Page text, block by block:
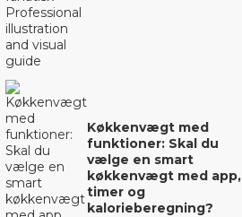
Køkkenvægt med
funktioner: Skal du
vælge en smart
køkkenvægt med app,
timer og
kalorieberegning?